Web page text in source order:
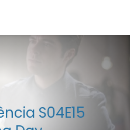
S04E15